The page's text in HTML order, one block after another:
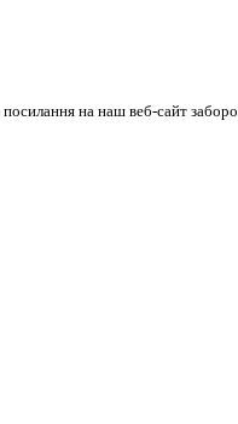
посилання на наш веб-сайт